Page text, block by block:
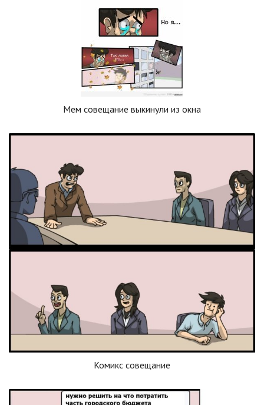
Мем совещание выкинули из окна
Комикс совещание